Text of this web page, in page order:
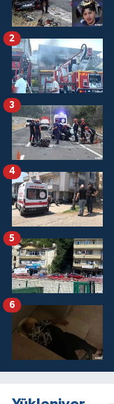
2
3
4
5
6